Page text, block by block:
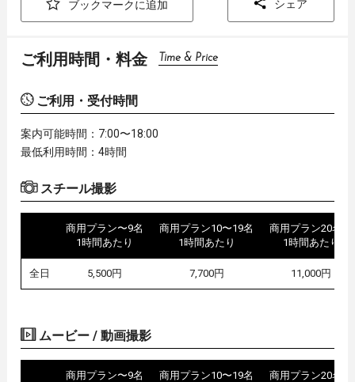
ブックマークに追加 シェア
ご利用時間・料金 Time & Price
ご利用・受付時間
案内可能時間：7:00〜18:00
最低利用時間：4時間
スチール撮影
商用プラン〜9名
1時間あたり
商用プラン10〜19名
1時間あたり
商用プラン20名〜
1時間あたり
全日 5,500円 7,700円 11,000円
ムービー / 動画撮影
商用プラン〜9名
商用プラン10〜19名
商用プラン20名〜